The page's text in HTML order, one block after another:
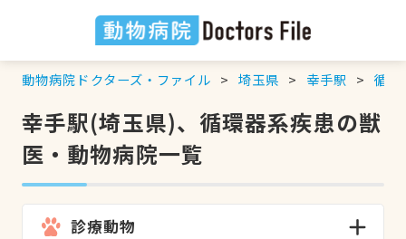
動物病院ドクターズ・ファイル 埼玉県 幸手駅 循環
幸手駅(埼玉県)、循環器系疾患の獣
医・動物病院一覧
診療動物